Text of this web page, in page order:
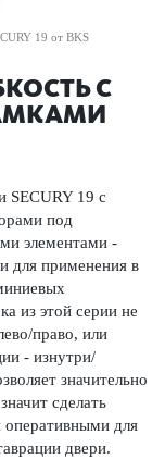
19 от BKS
С
SECURY 19 с
под
элементами -
для применения в
из этой серии не
право, или
- изнутри/
значительно
сделать
оперативными для
двери.